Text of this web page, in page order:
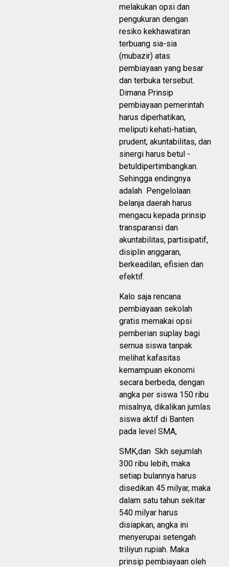
melakukan opsi dan
pengukuran dengan
resiko kekhawatiran
terbuang sia-sia
(mubazir) atas
pembiayaan yang besar
dan terbuka tersebut.
Dimana Prinsip
pembiayaan pemerintah
harus diperhatikan,
meliputi kehati-hatian,
prudent, akuntabilitas, dan
sinergi harus betul -
betuldipertimbangkan.
Sehingga endingnya
adalah Pengelolaan
belanja daerah harus
mengacu kepada prinsip
transparansi dan
akuntabilitas, partisipatif,
disiplin anggaran,
berkeadilan, efisien dan
efektif.
Kalo saja rencana
pembiayaan sekolah
gratis memakai opsi
pemberian suplay bagi
semua siswa tanpak
melihat kafasitas
kemampuan ekonomi
secara berbeda, dengan
angka per siswa 150 ribu
misalnya, dikalikan jumlas
siswa aktif di Banten
pada level SMA,
SMK,dan Skh sejumlah
300 ribu lebih, maka
setiap bulannya harus
disedikan 45 milyar, maka
dalam satu tahun sekitar
540 milyar harus
disiapkan, angka ini
menyerupai setengah
triliyun rupiah. Maka
prinsip pembiayaan oleh